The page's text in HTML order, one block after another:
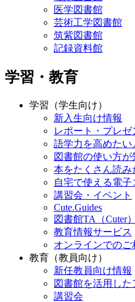
医学図書館
芸術工学図書館
筑紫図書館
記録資料館
学習・教育
学習（学生向け）
新入生向け情報
レポート・プレ
語学力を高めたい
図書館の使い方が
本をたくさん読み
自宅で使える電子
講習会・イベント
Cute.Guides
図書館TA（Cuter）
教育情報サービス
オンラインでのご
教育（教員向け）
新任教員向け情報
図書館を活用し
講習会